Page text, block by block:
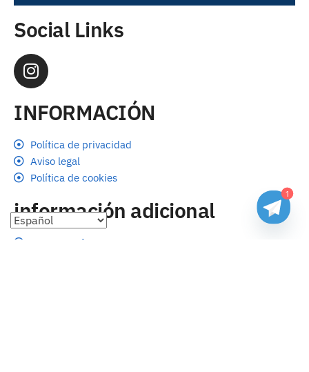
Social Links
INFORMACIÓN
Política de privacidad
Aviso legal
Política de cookies
información adicional
Preguntas frecuentes
1